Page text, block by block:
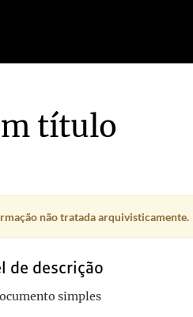
título
não tratada arquivisticamente.
de descrição
simples